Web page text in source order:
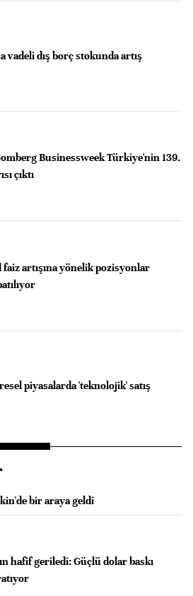
vadeli dış borç stokunda artış
Businessweek Türkiye'nin 139.
çıktı
faiz artışına yönelik pozisyonlar
piyasalarda 'teknolojik' satış
bir araya geldi
hafif geriledi: Güçlü dolar baskı